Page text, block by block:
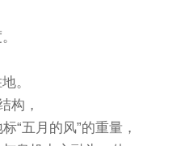
。
构，
五月的风”的重量，